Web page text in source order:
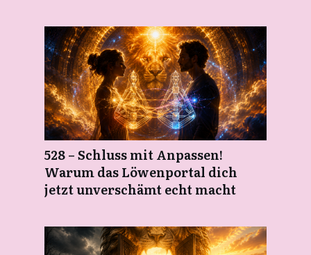
528 – Schluss mit Anpassen!
Warum das Löwenportal dich
jetzt unverschämt echt macht